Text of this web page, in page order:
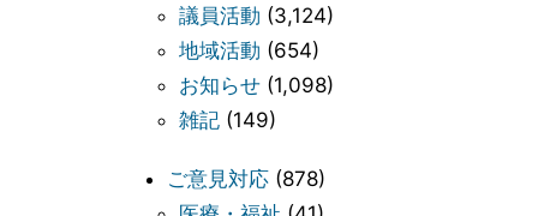
議員活動 (3,124)
地域活動 (654)
お知らせ (1,098)
雑記 (149)
ご意見対応 (878)